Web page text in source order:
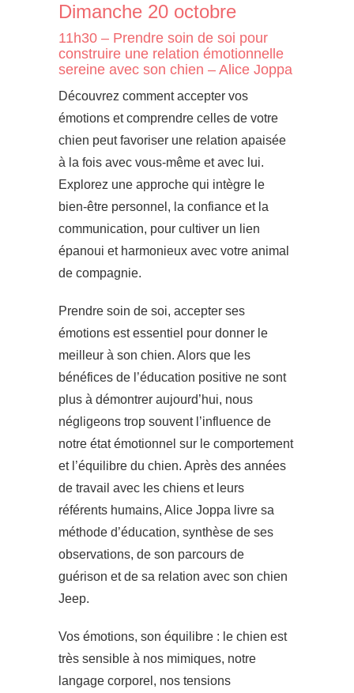
Dimanche 20 octobre
11h30 – Prendre soin de soi pour
construire une relation émotionnelle
sereine avec son chien – Alice Joppa
Découvrez comment accepter vos
émotions et comprendre celles de votre
chien peut favoriser une relation apaisée
à la fois avec vous-même et avec lui.
Explorez une approche qui intègre le
bien-être personnel, la confiance et la
communication, pour cultiver un lien
épanoui et harmonieux avec votre animal
de compagnie.
Prendre soin de soi, accepter ses
émotions est essentiel pour donner le
meilleur à son chien. Alors que les
bénéfices de l’éducation positive ne sont
plus à démontrer aujourd’hui, nous
négligeons trop souvent l’influence de
notre état émotionnel sur le comportement
et l’équilibre du chien. Après des années
de travail avec les chiens et leurs
référents humains, Alice Joppa livre sa
méthode d’éducation, synthèse de ses
observations, de son parcours de
guérison et de sa relation avec son chien
Jeep.
Vos émotions, son équilibre : le chien est
très sensible à nos mimiques, notre
langage corporel, nos tensions